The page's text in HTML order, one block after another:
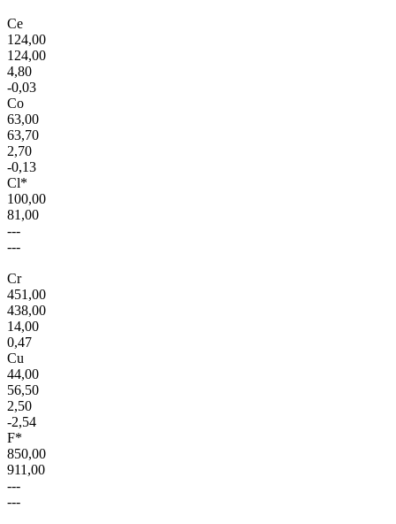
Ce
124,00
124,00
4,80
-0,03
Co
63,00
63,70
2,70
-0,13
Cl*
100,00
81,00
---
---
Cr
451,00
438,00
14,00
0,47
Cu
44,00
56,50
2,50
-2,54
F*
850,00
911,00
---
---